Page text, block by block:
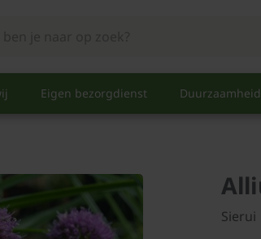
Eigen bezorgdienst Duurzaamheid
Sierui